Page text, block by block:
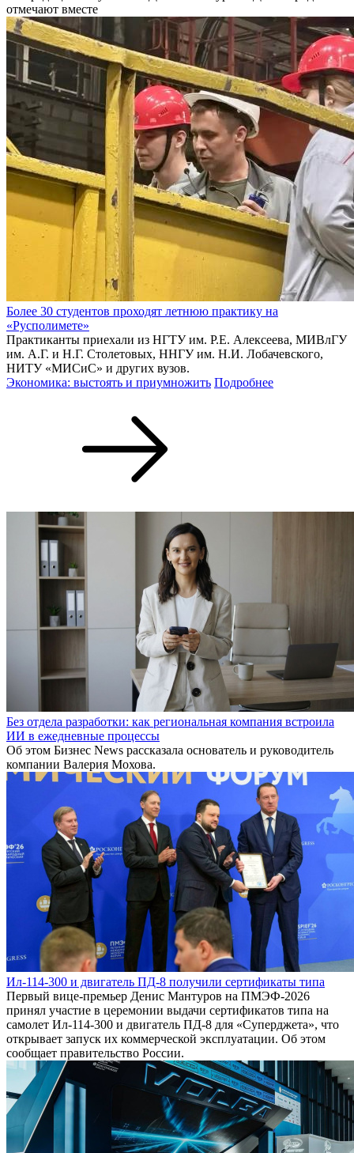
отмечают вместе
Более 30 студентов проходят летнюю практику на
«Русполимете»
Практиканты приехали из НГТУ им. Р.Е. Алексеева, МИВлГУ
им. А.Г. и Н.Г. Столетовых, ННГУ им. Н.И. Лобачевского,
НИТУ «МИСиС» и других вузов.
Экономика: выстоять и приумножить Подробнее
Без отдела разработки: как региональная компания встроила
ИИ в ежедневные процессы
Об этом Бизнес News рассказала основатель и руководитель
компании Валерия Мохова.
Ил-114-300 и двигатель ПД-8 получили сертификаты типа
Первый вице-премьер Денис Мантуров на ПМЭФ-2026
принял участие в церемонии выдачи сертификатов типа на
самолет Ил-114-300 и двигатель ПД-8 для «Суперджета», что
открывает запуск их коммерческой эксплуатации. Об этом
сообщает правительство России.